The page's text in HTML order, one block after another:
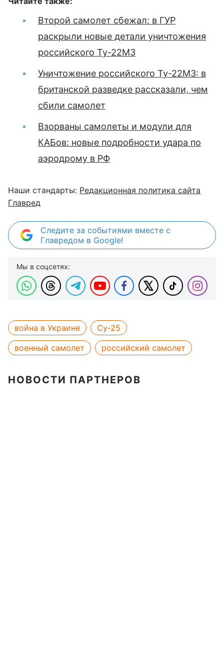
Второй самолет сбежал: в ГУР
раскрыли новые детали уничтожения
российского Ту-22М3
Уничтожение российского Ту-22М3: в
британской разведке рассказали, чем
сбили самолет
Взорваны самолеты и модули для
КАБов: новые подробности удара по
аэродрому в РФ
Наши стандарты: Редакционная политика сайта
Главред
Следите за событиями вместе с
Главредом в Google!
Мы в соцсетях:
война в Украине
Су-25
военный самолет
российский самолет
НОВОСТИ ПАРТНЕРОВ